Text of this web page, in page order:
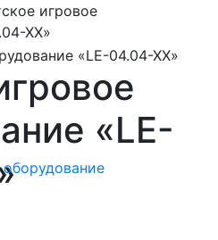
игровое
XX»
«LE-